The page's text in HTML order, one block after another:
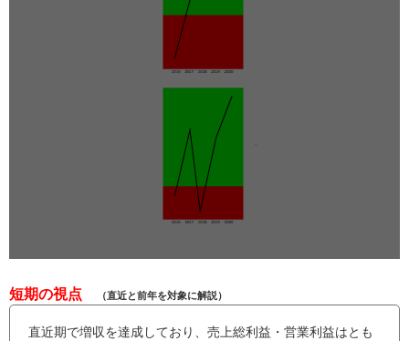
短期の視点 （直近と前年を対象に解説）
直近期で増収を達成しており、売上総利益・営業利益はとも